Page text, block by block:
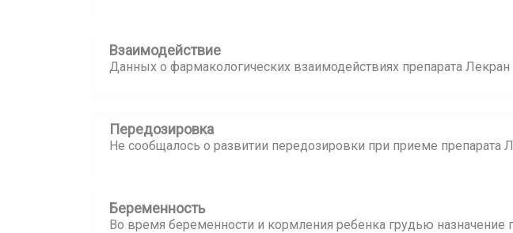
Взаимодействие
Данных о фармакологических взаимодействиях препарата Лекран
Передозировка
Не сообщалось о развитии передозировки при приеме препарата
Беременность
Во время беременности и кормления ребенка грудью назначение